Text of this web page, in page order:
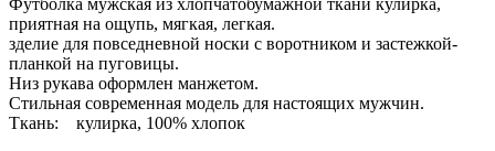
приятная на ощупь, мягкая, легкая.
зделие для повседневной носки с воротником и застежкой-
планкой на пуговицы.
Низ рукава оформлен манжетом.
Стильная современная модель для настоящих мужчин.
Ткань: кулирка, 100% хлопок